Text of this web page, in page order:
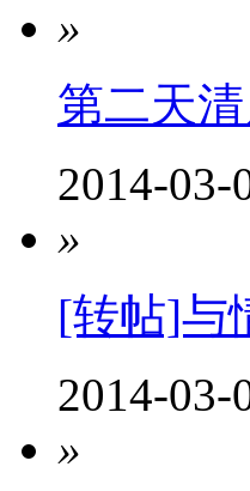
»
第二天
2014-03-
»
[转帖]与
2014-03-
»